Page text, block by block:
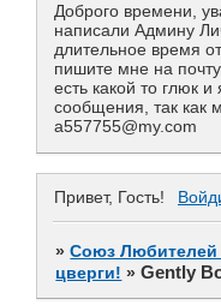
Доброго времени,
написали Админу
длительное время
пишите мне на
есть какой то глюк
сообщения, так как
a557755@my.com
Привет, Гость!
»Союз Любителей
цверги! »Gently